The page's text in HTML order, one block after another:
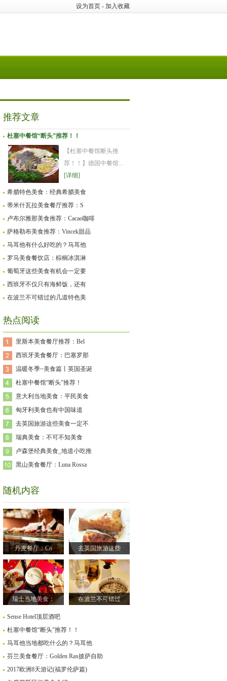
设为首页 - 加入收藏
推荐文章
杜塞中餐馆“断头”推荐！！
【杜塞中餐馆断头推
荐！！】德国中餐馆...
[详细]
希腊特色美食：经典希腊美食
蒂米什瓦拉美食餐厅推荐：S
卢布尔雅那美食推荐：Cacao咖啡
萨格勒布美食推荐：Vincek甜品
马耳他有什么好吃的？马耳他
罗马美食餐饮店：棕榈冰淇淋
葡萄牙这些美食有机会一定要
西班牙不仅只有海鲜饭，还有
在波兰不可错过的几道特色美
热点阅读
里斯本美食餐厅推荐：Bel
西班牙美食餐厅：巴塞罗那
温暖冬季~美食篇丨英国圣诞
杜塞中餐馆“断头”推荐！
意大利当地美食：平民美食
匈牙利美食也有中国味道
去英国旅游这些美食一定不
瑞典美食：不可不知美食
卢森堡经典美食_地道小吃推
黑山美食餐厅：Luna Rossa
随机内容
丹麦餐厅：Co 去英国旅游这些
瑞士当地美食： 在波兰不可错过
Sense Hotel顶层酒吧
杜塞中餐馆“断头”推荐！！
马耳他当地都吃什么的？马耳他
芬兰美食餐厅：Golden Rax披萨自助
2017欧洲8天游记(福罗伦萨篇)